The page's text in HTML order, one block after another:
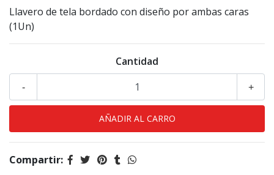
Llavero de tela bordado con diseño por ambas caras
(1Un)
Cantidad
+
-
Compartir: